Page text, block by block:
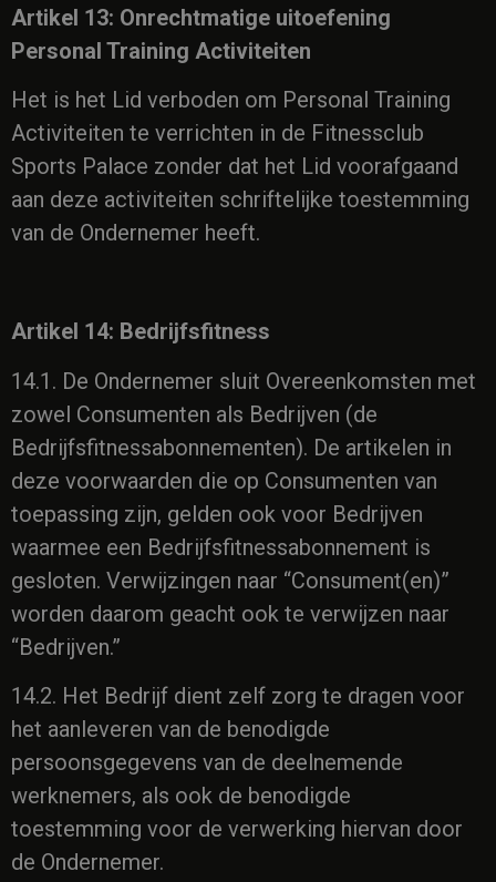
Artikel 13: Onrechtmatige uitoefening
Personal Training Activiteiten
Het is het Lid verboden om Personal Training
Activiteiten te verrichten in de Fitnessclub
Sports Palace zonder dat het Lid voorafgaand
aan deze activiteiten schriftelijke toestemming
van de Ondernemer heeft.
Artikel 14: Bedrijfsfitness
14.1. De Ondernemer sluit Overeenkomsten met
zowel Consumenten als Bedrijven (de
Bedrijfsfitnessabonnementen). De artikelen in
deze voorwaarden die op Consumenten van
toepassing zijn, gelden ook voor Bedrijven
waarmee een Bedrijfsfitnessabonnement is
gesloten. Verwijzingen naar “Consument(en)”
worden daarom geacht ook te verwijzen naar
“Bedrijven.”
14.2. Het Bedrijf dient zelf zorg te dragen voor
het aanleveren van de benodigde
persoonsgegevens van de deelnemende
werknemers, als ook de benodigde
toestemming voor de verwerking hiervan door
de Ondernemer.